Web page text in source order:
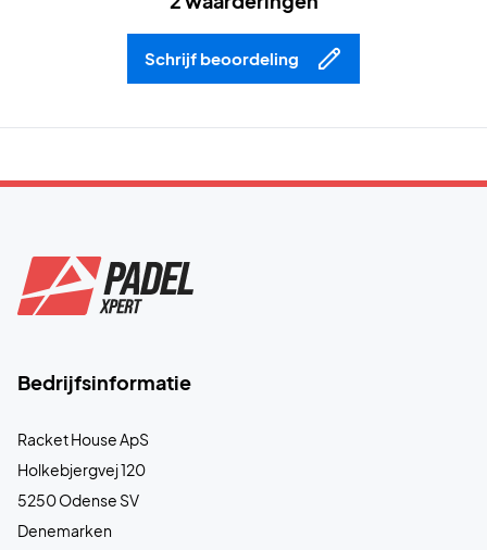
Schrijf beoordeling
Bedrijfsinformatie
Racket House ApS
Holkebjergvej 120
5250 Odense SV
Denemarken